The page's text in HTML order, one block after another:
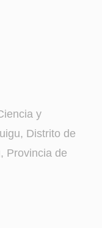
y
Distrito de
Provincia de